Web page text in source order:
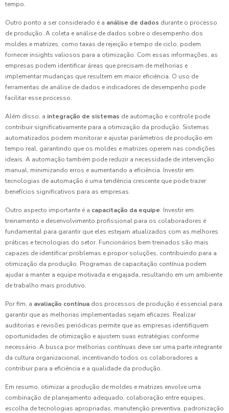
tempo.
Outro ponto a ser considerado é a análise de dados durante o processo
de produção. A coleta e análise de dados sobre o desempenho dos
moldes e matrizes, como taxas de rejeição e tempo de ciclo, podem
fornecer insights valiosos para a otimização. Com essas informações, as
empresas podem identificar áreas que precisam de melhorias e
implementar mudanças que resultem em maior eficiência. O uso de
ferramentas de análise de dados e indicadores de desempenho pode
facilitar esse processo.
Além disso, a integração de sistemas de automação e controle pode
contribuir significativamente para a otimização da produção. Sistemas
automatizados podem monitorar e ajustar parâmetros de produção em
tempo real, garantindo que os moldes e matrizes operem nas condições
ideais. A automação também pode reduzir a necessidade de intervenção
manual, minimizando erros e aumentando a eficiência. Investir em
tecnologias de automação é uma tendência crescente que pode trazer
benefícios significativos para as empresas.
Outro aspecto importante é a capacitação da equipe. Investir em
treinamento e desenvolvimento profissional para os colaboradores é
fundamental para garantir que eles estejam atualizados com as melhores
práticas e tecnologias do setor. Funcionários bem treinados são mais
capazes de identificar problemas e propor soluções, contribuindo para a
otimização da produção. Programas de capacitação contínua podem
ajudar a manter a equipe motivada e engajada, resultando em um ambiente
de trabalho mais produtivo.
Por fim, a avaliação contínua dos processos de produção é essencial para
garantir que as melhorias implementadas sejam eficazes. Realizar
auditorias e revisões periódicas permite que as empresas identifiquem
oportunidades de otimização e ajustem suas estratégias conforme
necessário. A busca por melhorias contínuas deve ser uma parte integrante
da cultura organizacional, incentivando todos os colaboradores a
contribuir para a eficiência e a qualidade da produção.
Em resumo, otimizar a produção de moldes e matrizes envolve uma
combinação de planejamento adequado, colaboração entre equipes,
escolha de tecnologias apropriadas, manutenção preventiva, padronização